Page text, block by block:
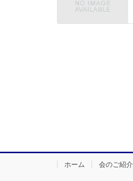
ホーム 会のご紹介